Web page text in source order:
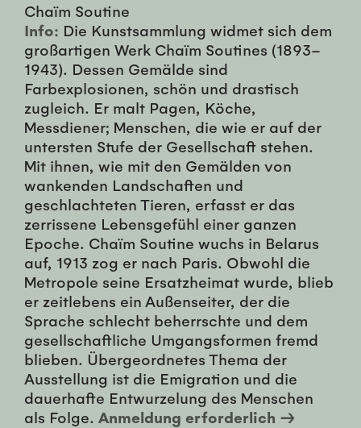
Chaïm Soutine
Info: Die Kunstsammlung widmet sich dem
großartigen Werk Chaïm Soutines (1893–
1943). Dessen Gemälde sind
Farbexplosionen, schön und drastisch
zugleich. Er malt Pagen, Köche,
Messdiener; Menschen, die wie er auf der
untersten Stufe der Gesellschaft stehen.
Mit ihnen, wie mit den Gemälden von
wankenden Landschaften und
geschlachteten Tieren, erfasst er das
zerrissene Lebensgefühl einer ganzen
Epoche. Chaïm Soutine wuchs in Belarus
auf, 1913 zog er nach Paris. Obwohl die
Metropole seine Ersatzheimat wurde, blieb
er zeitlebens ein Außenseiter, der die
Sprache schlecht beherrschte und dem
gesellschaftliche Umgangsformen fremd
blieben. Übergeordnetes Thema der
Ausstellung ist die Emigration und die
dauerhafte Entwurzelung des Menschen
als Folge. Anmeldung erforderlich →